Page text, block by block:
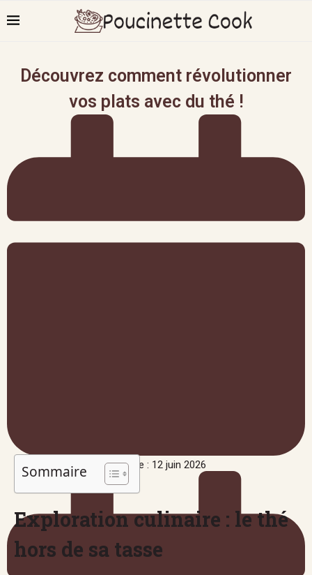
Découvrez comment révolutionner
vos plats avec du thé !
Publié le : 12 juin 2026
Sommaire
Exploration culinaire : le thé
hors de sa tasse